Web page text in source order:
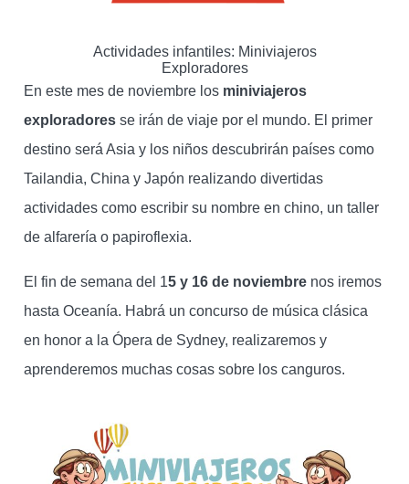
Actividades infantiles: Miniviajeros
Exploradores
En este mes de noviembre los miniviajeros
exploradoresse irán de viaje por el mundo. El primer
destino será Asia y los niños descubrirán países como
Tailandia, China y Japón realizando divertidas
actividades como escribir su nombre en chino, un taller
de alfarería o papiroflexia.
El fin de semana del 15 y 16 de noviembrenos iremos
hasta Oceanía. Habrá un concurso de música clásica
en honor a la Ópera de Sydney, realizaremos y
aprenderemos muchas cosas sobre los canguros.